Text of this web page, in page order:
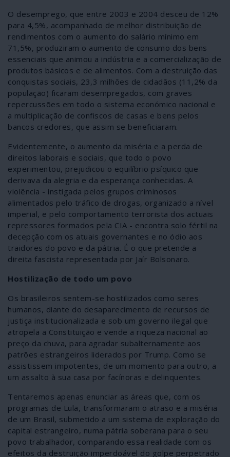
O desemprego, que entre 2003 e 2004 desceu de 12%
para 4,5%, acompanhado de melhor distribuição de
rendimentos com o aumento do salário mínimo em
71,5%, produziram o aumento de consumo dos bens
essenciais que animou a indústria e a comercialização de
produtos básicos e de alimentos. Com a destruição das
conquistas sociais, 23,3 milhões de cidadãos (11,2% da
população) ficaram desempregados, com graves
repercussões em todo o sistema económico nacional e
a multiplicação de confiscos de casas e bens pelos
bancos credores, que assim se beneficiaram.
Evidentemente, o aumento da miséria e a perda de
direitos laborais e sociais, que todo o povo
experimentou, prejudicou o equilíbrio psíquico que
derivava da alegria e da esperança conhecidas. A
violência - instigada pelos grupos criminosos
alimentados pelo tráfico de drogas, organizado a nível
imperial, e pelo comportamento terrorista dos actuais
repressores formados pela CIA - encontra solo fértil na
decepção com os atuais governantes e no ódio aos
traidores do povo e da pátria. É o que pretende a
direita fascista representada por Jaír Bolsonaro.
Hostilização de todo um povo
Os brasileiros sentem-se hostilizados como seres
humanos, diante do desaparecimento de recursos de
justiça institucionalizada e sob um governo ilegal que
atropela a Constituição e vende a riqueza nacional ao
preço da chuva, para agradar subalternamente aos
patrões estrangeiros liderados por Trump. Como se
assistissem impotentes, de um momento para outro, a
um assalto à sua casa por facínoras e delinquentes.
Tentaremos apenas enunciar as áreas que, com os
programas de Lula, transformaram o atraso e a miséria
de um Brasil, submetido a um sistema de exploração do
capital estrangeiro, numa pátria soberana para o seu
povo trabalhador, comparando essa realidade com os
efeitos da destruição imperdoável do golpe perpetrado